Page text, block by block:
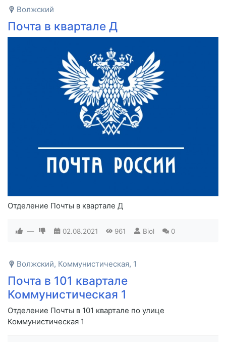
Волжский
Почта в квартале Д
Отделение Почты в квартале Д
— 02.08.2021 961 Biol 0
Волжский, Коммунистическая, 1
Почта в 101 квартале
Коммунистическая 1
Отделение Почты в 101 квартале по улице
Коммунистическая 1